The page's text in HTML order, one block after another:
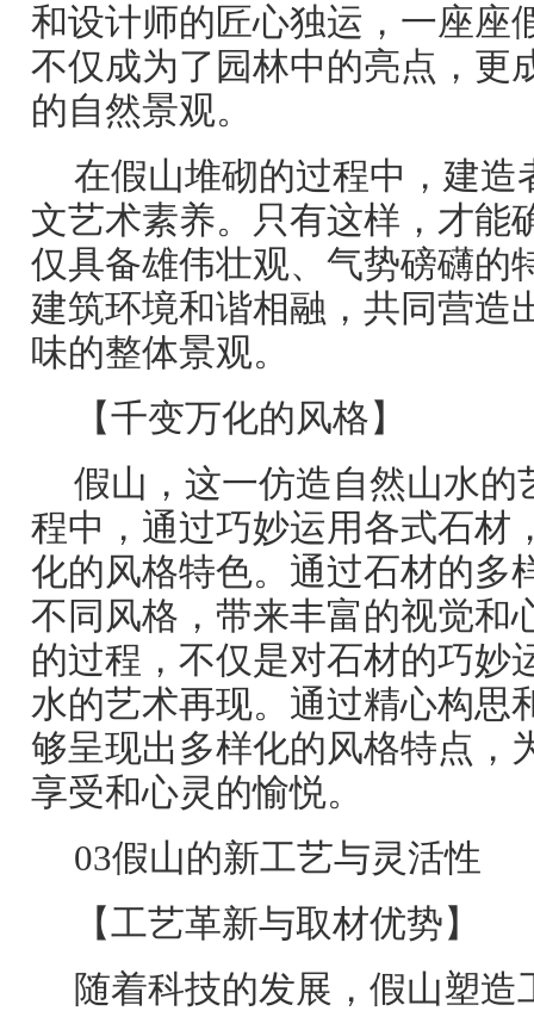
和设计师的匠心独运，一座座
不仅成为了园林中的亮点，更
的自然景观。
在假山堆砌的过程中，建造
文艺术素养。只有这样，才能
仅具备雄伟壮观、气势磅礴的
建筑环境和谐相融，共同营造
味的整体景观。
【千变万化的风格】
假山，这一仿造自然山水的
程中，通过巧妙运用各式石材
化的风格特色。通过石材的多
不同风格，带来丰富的视觉和
的过程，不仅是对石材的巧妙
水的艺术再现。通过精心构思
够呈现出多样化的风格特点，
享受和心灵的愉悦。
03假山的新工艺与灵活性
【工艺革新与取材优势】
随着科技的发展，假山塑造